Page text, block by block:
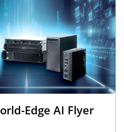
Edge AI Flyer